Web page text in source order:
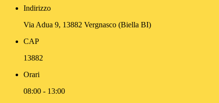
Indirizzo
Via Adua 9, 13882 Vergnasco (Biella BI)
CAP
13882
Orari
08:00 - 13:00